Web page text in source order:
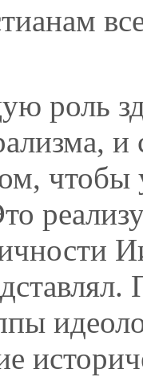
роль
и
чтобы